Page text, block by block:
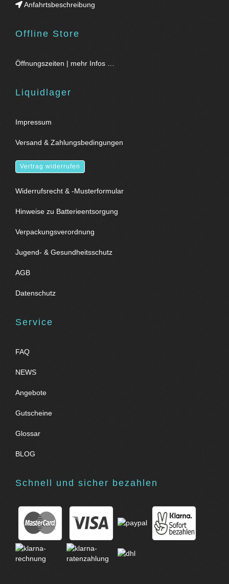
Anfahrtsbeschreibung
Offline Store
Öffnungszeiten | mehr Infos …
Liquidlager
Impressum
Versand & Zahlungsbedingungen
Vertrag widerrufen
Widerrufsrecht & -Musterformular
Hinweise zu Batterieentsorgung
Verpackungsverordnung
Jugend- & Gesundheitsschutz
AGB
Datenschutz
Service
FAQ
NEWS
Angebote
Gutscheine
Glossar
BLOG
Schnell und sicher bezahlen